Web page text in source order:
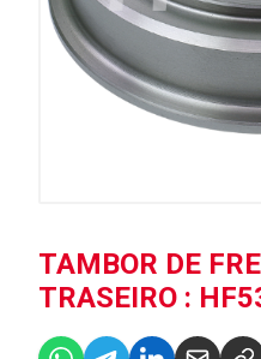
TAMBOR DE
TRASEIRO :